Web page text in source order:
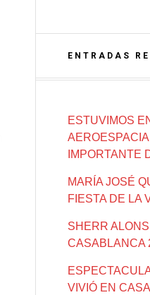
ENTRADAS
ESTUVIMOS
IMPORTANTE
MARÍA JOSÉ
FIESTA DE LA
SHERR
CASABLANCA
VIVIÓ EN